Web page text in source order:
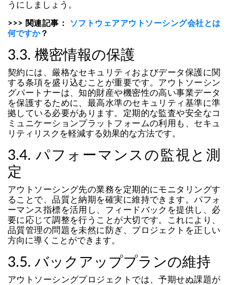
うにしましょう。
>>> 関連記事：
ソフトウェアアウトソーシング会社とは
何ですか？
3.3. 機密情報の保護
契約には、厳格なセキュリティおよびデータ保護に関
する条項を盛り込むことが重要です。アウトソーシン
グパートナーは、知的財産や機密性の高い事業データ
を保護するために、最高水準のセキュリティ基準に準
拠している必要があります。定期的な監査や安全なコ
ミュニケーションプラットフォームの利用も、セキュ
リティリスクを軽減する効果的な方法です。
3.4. パフォーマンスの監視と測
定
アウトソーシング先の業務を定期的にモニタリングす
ることで、品質と納期を確実に維持できます。パフォ
ーマンス指標を活用し、フィードバックを提供し、必
要に応じて調整を行うことが大切です。これにより、
品質管理の問題を未然に防ぎ、プロジェクトを正しい
方向に導くことができます。
3.5. バックアッププランの維持
アウトソーシングプロジェクトでは、予期せぬ課題が